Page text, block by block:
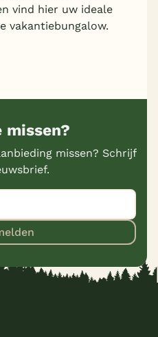
vind hier uw ideale
vakantiebungalow.
missen? Schrijf